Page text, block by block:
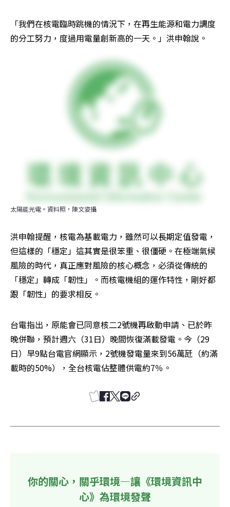
「我們在核電臨時跳機的情況下，在再生能源和電力調度
的分工努力，度過用電量創新高的一天。」洪申翰說。
太陽能光電。資料照，陳文姿攝
洪申翰提醒，核電為基載電力，雖然可以長期定值發電，
但這樣的「穩定」這其實是很笨重、很僵硬。在極端氣候
風險的時代，真正應對風險的核心概念，必須從傳統的
「穩定」轉成「韌性」。而核電機組的運作特性，剛好都
跟「韌性」的要求相反。
台電指出，原能會已同意核二2號機再啟動申請、已於昨
晚併聯，預計週六（31日）晚間恢復滿載發電。今（29
日）早9點台電官網顯示，2號機發電量來到56萬瓩（約滿
載時的50%），全台核電佔整體供電約7％。
你的關心，關乎環境—讓《環境資訊中
心》為環境發聲